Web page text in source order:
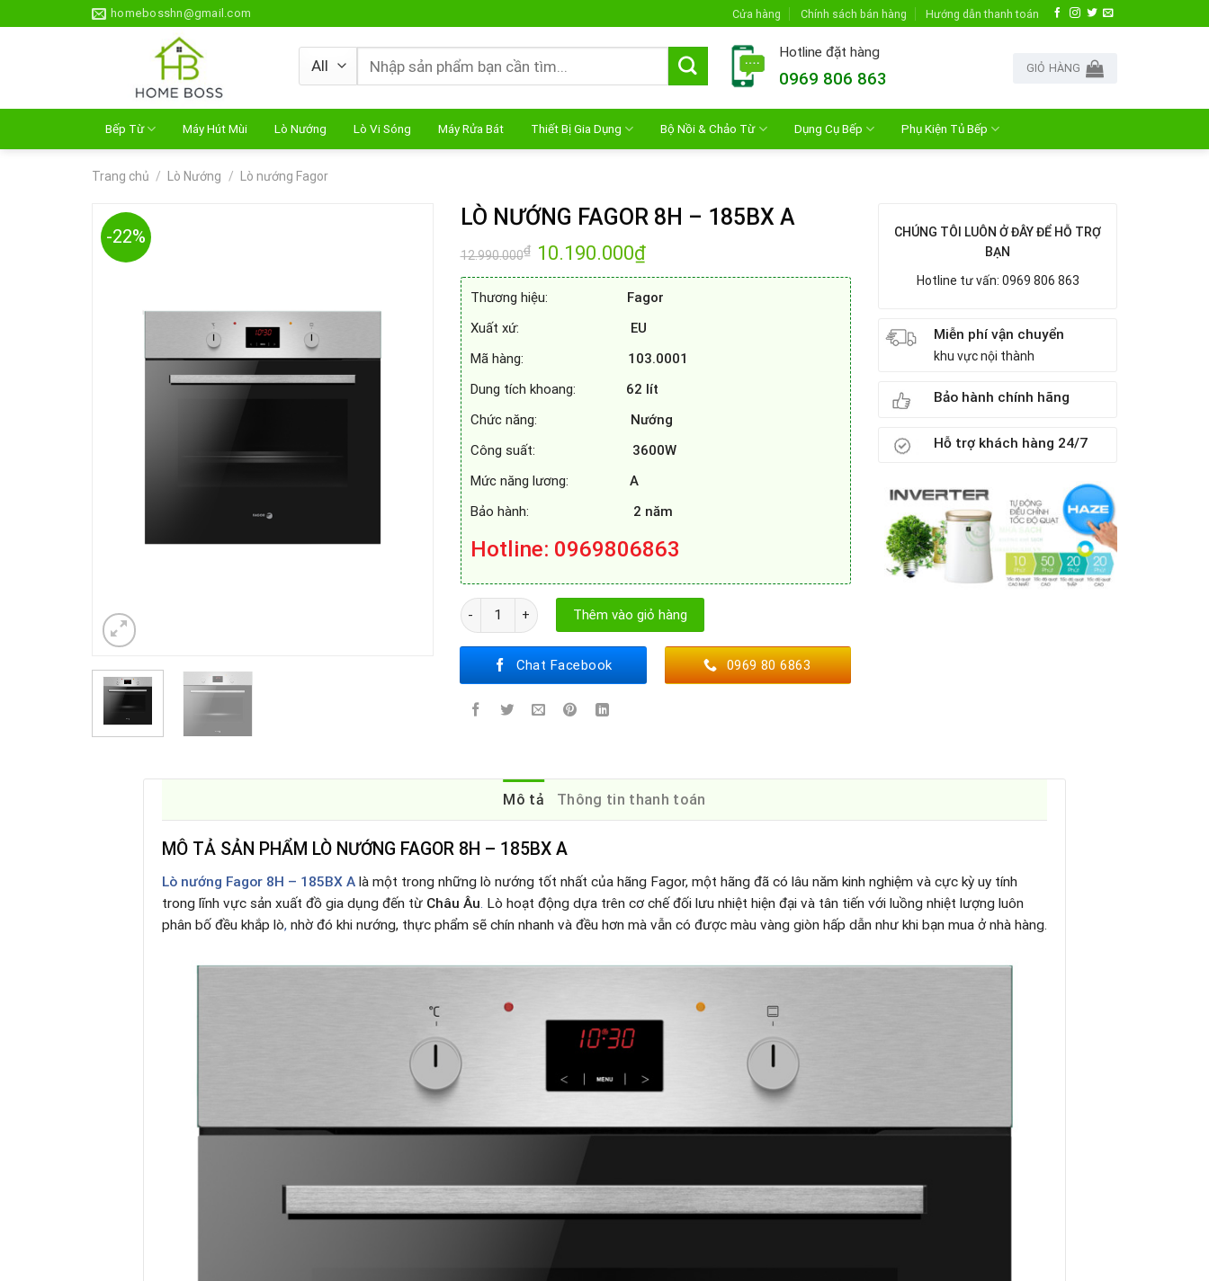
to
homebosshn@gmail.com Cửa hàng Chính sách bán hàng Hướng dẫn thanh toán
Tìm
kiếm:
Hotline đặt hàng
0969 806 863
GIỎ HÀNG
Bếp Từ Máy Hút Mùi Lò Nướng Lò Vi Sóng Máy Rửa Bát Thiết Bị Gia Dụng Bộ Nồi & Chảo Từ Dụng Cụ Bếp Phụ Kiện Tủ Bếp
Trang chủ / Lò Nướng / Lò nướng Fagor
-22%
LÒ NƯỚNG FAGOR 8H – 185BX A
12.990.000₫ Giá
gốc
là:
10.190.000₫Giá
hiện
tại
10.190.000₫.
Thương hiệu: Fagor
Xuất xứ:
EU
Mã hàng: 103.0001
Dung tích khoang:
62 lít
Chức năng: Nướng
Công suất:
3600W
Mức năng lương: A
Bảo hành:
2 năm
Hotline: 0969806863
LÒ NƯỚNG FAGOR 8H - 185BX A số lượng
Thêm vào giỏ hàng
Chat Facebook 0969 80 6863
CHÚNG TÔI LUÔN Ở ĐÂY ĐỂ HỖ TRỢ
BẠN
Hotline tư vấn: 0969 806 863
Miễn phí vận chuyển
khu vực nội thành
Bảo hành chính hãng
Hỗ trợ khách hàng 24/7
Mô tả Thông tin thanh toán
MÔ TẢ SẢN PHẨM LÒ NƯỚNG FAGOR 8H – 185BX A
Lò nướng Fagor 8H – 185BX A là một trong những lò nướng tốt nhất của hãng Fagor, một hãng đã có lâu năm kinh nghiệm và cực kỳ uy tính
trong lĩnh vực sản xuất đồ gia dụng đến từ Châu Âu. Lò hoạt động dựa trên cơ chế đối lưu nhiệt hiện đại và tân tiến với luồng nhiệt lượng luôn
phân bố đều khắp lò, nhờ đó khi nướng, thực phẩm sẽ chín nhanh và đều hơn mà vẫn có được màu vàng giòn hấp dẫn như khi bạn mua ở nhà hàng.